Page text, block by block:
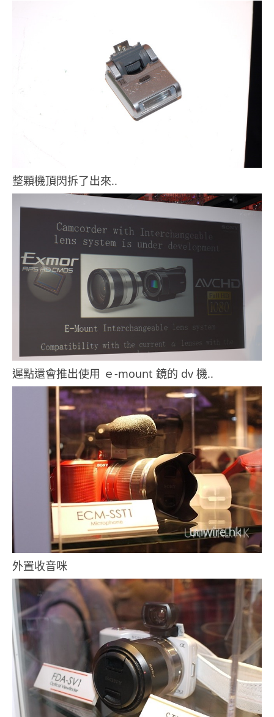
整顆機頂閃拆了出來..
遲點還會推出使用 ｅ-mount 鏡的 dv 機..
外置收音咪